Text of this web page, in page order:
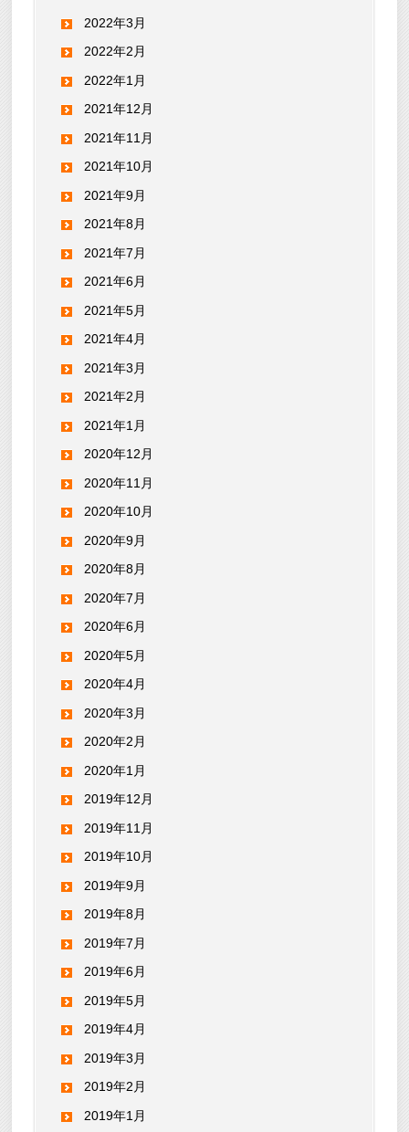
2022年3月
2022年2月
2022年1月
2021年12月
2021年11月
2021年10月
2021年9月
2021年8月
2021年7月
2021年6月
2021年5月
2021年4月
2021年3月
2021年2月
2021年1月
2020年12月
2020年11月
2020年10月
2020年9月
2020年8月
2020年7月
2020年6月
2020年5月
2020年4月
2020年3月
2020年2月
2020年1月
2019年12月
2019年11月
2019年10月
2019年9月
2019年8月
2019年7月
2019年6月
2019年5月
2019年4月
2019年3月
2019年2月
2019年1月